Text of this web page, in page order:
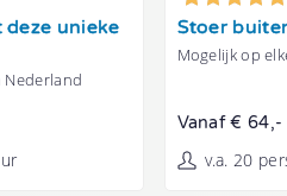
deze unieke
Nederland
Tonen
Stoer
Mogelijk op
Vanaf € 64,-
v.a. 20